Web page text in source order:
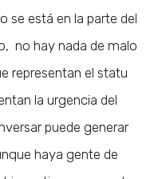
se está en la parte del
no hay nada de malo
representan el statu
la urgencia del
puede generar
haya gente de